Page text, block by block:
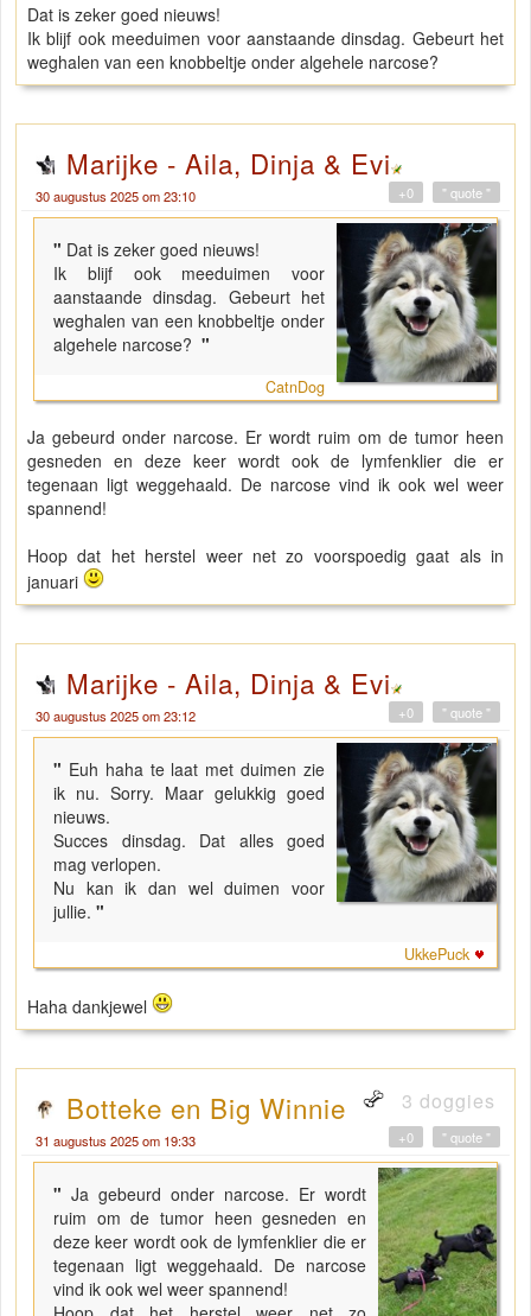
Dat is zeker goed nieuws!
Ik blijf ook meeduimen voor aanstaande dinsdag. Gebeurt het
weghalen van een knobbeltje onder algehele narcose?
Marijke - Aila, Dinja & Evi
30 augustus 2025 om 23:10 " quote "
+0
" Dat is zeker goed nieuws!
Ik blijf ook meeduimen voor
aanstaande dinsdag. Gebeurt het
weghalen van een knobbeltje onder
algehele narcose? "
CatnDog
Ja gebeurd onder narcose. Er wordt ruim om de tumor heen
gesneden en deze keer wordt ook de lymfenklier die er
tegenaan ligt weggehaald. De narcose vind ik ook wel weer
spannend!
Hoop dat het herstel weer net zo voorspoedig gaat als in
januari
Marijke - Aila, Dinja & Evi
30 augustus 2025 om 23:12 " quote "
+0
" Euh haha te laat met duimen zie
ik nu. Sorry. Maar gelukkig goed
nieuws.
Succes dinsdag. Dat alles goed
mag verlopen.
Nu kan ik dan wel duimen voor
jullie. "
UkkePuck
Haha dankjewel
Botteke en Big Winnie 3 doggies
31 augustus 2025 om 19:33 " quote "
+0
" Ja gebeurd onder narcose. Er wordt
ruim om de tumor heen gesneden en
deze keer wordt ook de lymfenklier die er
tegenaan ligt weggehaald. De narcose
vind ik ook wel weer spannend!